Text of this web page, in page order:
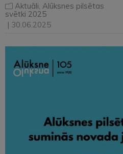
Aktuāli Alūksnes pilsētas
svētki 2025
| 30.06.2025